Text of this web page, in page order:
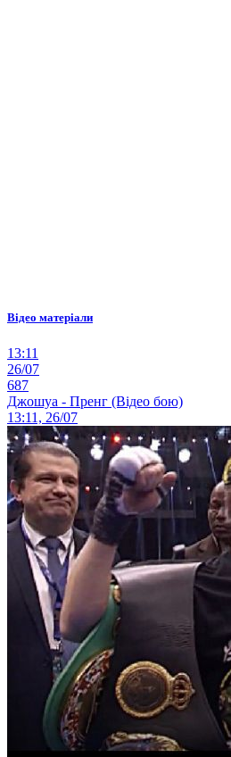
Відео матеріали
13:11
26/07
687
Джошуа - Пренг (Відео бою)
13:11, 26/07